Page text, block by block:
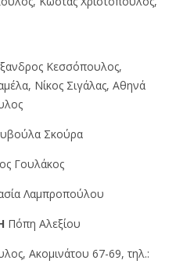
Κεσσόπουλος,
Νίκος Σιγάλας, Αθηνά
Σκούρα
Γουλάκος
Λαμπροπούλου
Πόπη Αλεξίου
Aκομινάτου 67-69, τηλ.: